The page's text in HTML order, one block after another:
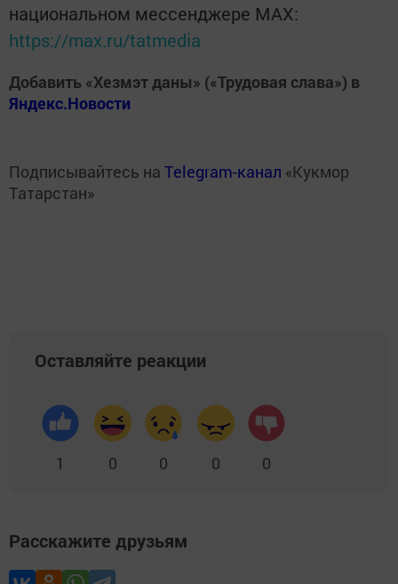
национальном мессенджере MАХ:
https://max.ru/tatmedia
Добавить «Хезмэт даны» («Трудовая слава») в
Яндекс.Новости
Подписывайтесь на Telegram-канал «Кукмор
Татарстан»
Оставляйте реакции
1 0 0 0 0
Расскажите друзьям